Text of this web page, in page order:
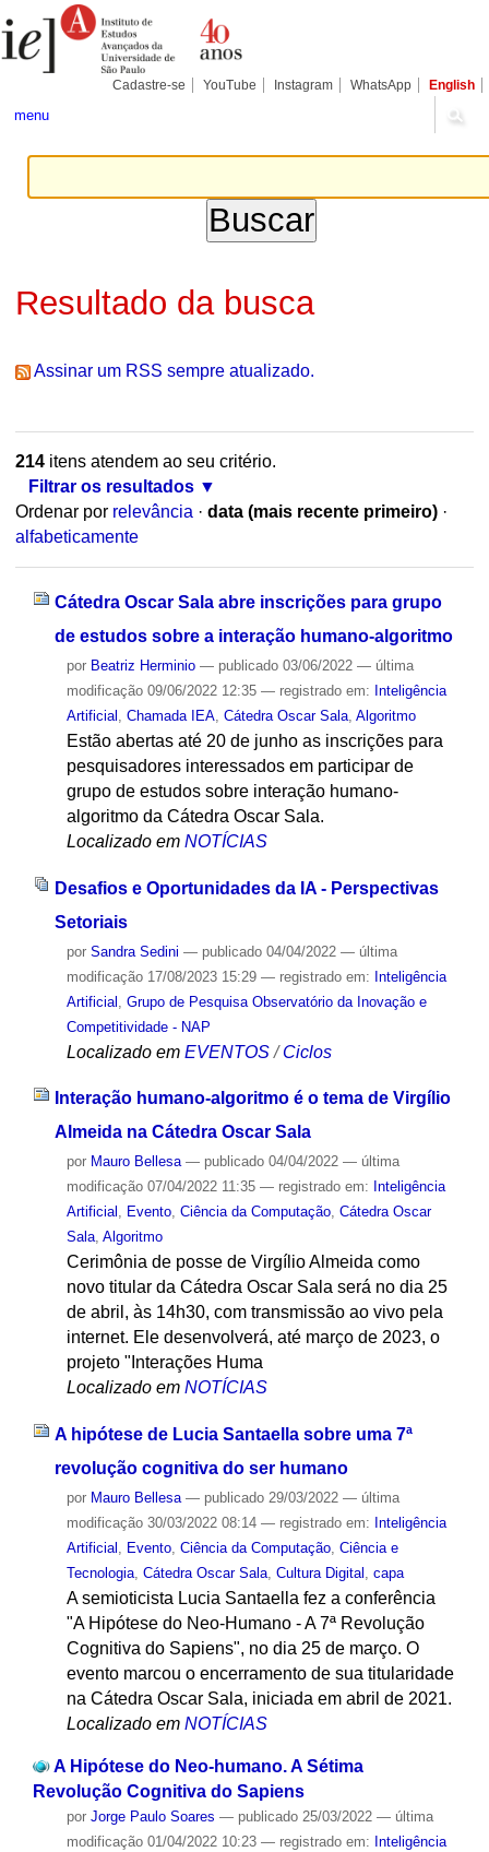
para
conteúdo.
Pessoais
Cadastre-se YouTube Instagram WhatsApp English
menu
Resultado da busca
Assinar um RSS sempre atualizado.
214itens atendem ao seu critério.
Filtrar os resultados
Ordenar por relevância · data (mais recente primeiro) ·
alfabeticamente
Cátedra Oscar Sala abre inscrições para grupo
de estudos sobre a interação humano-algoritmo
por Beatriz Herminio — publicado03/06/2022 — última
modificação09/06/2022 12:35 — registrado em: Inteligência
Artificial
Chamada IEA, Cátedra Oscar Sala, Algoritmo
Estão abertas até 20 de junho as inscrições para
pesquisadores interessados em participar de
grupo de estudos sobre interação humano-
algoritmo da Cátedra Oscar Sala.
Localizado em NOTÍCIAS
Desafios e Oportunidades da IA - Perspectivas
Setoriais
por Sandra Sedini — publicado04/04/2022 — última
modificação17/08/2023 15:29 — registrado em: Inteligência
Artificial Grupo de Pesquisa Observatório da Inovação e
Competitividade - NAP
Localizado em EVENTOS /Ciclos
Interação humano-algoritmo é o tema de Virgílio
Almeida na Cátedra Oscar Sala
por Mauro Bellesa — publicado04/04/2022 — última
modificação07/04/2022 11:35 — registrado em: Inteligência
Artificial , Evento, Ciência da Computação, Cátedra Oscar
Sala, Algoritmo
Cerimônia de posse de Virgílio Almeida como
novo titular da Cátedra Oscar Sala será no dia 25
de abril, às 14h30, com transmissão ao vivo pela
internet. Ele desenvolverá, até março de 2023, o
projeto "Interações Huma
Localizado em NOTÍCIAS
A hipótese de Lucia Santaella sobre uma 7ª
revolução cognitiva do ser humano
por Mauro Bellesa — publicado29/03/2022 — última
modificação30/03/2022 08:14 — registrado em: Inteligência
Artificial , Evento, Ciência da Computação, Ciência e
Tecnologia, Cátedra Oscar Sala, Cultura Digital , capa
A semioticista Lucia Santaella fez a conferência
"A Hipótese do Neo-Humano - A 7ª Revolução
Cognitiva do Sapiens", no dia 25 de março. O
evento marcou o encerramento de sua titularidade
na Cátedra Oscar Sala, iniciada em abril de 2021.
Localizado em NOTÍCIAS
A Hipótese do Neo-humano. A Sétima
Revolução Cognitiva do Sapiens
por Jorge Paulo Soares — publicado25/03/2022 — última
modificação01/04/2022 10:23 — registrado em: Inteligência